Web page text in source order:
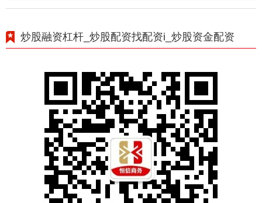
炒股融资杠杆_炒股配资找配资i_炒股资金配资